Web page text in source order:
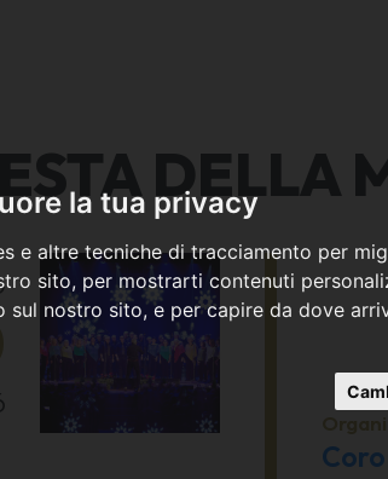
la tua privacy
e altre tecniche di tracciamento per
sito, per mostrarti contenuti
sul nostro sito, e per capire da dove
DELLA